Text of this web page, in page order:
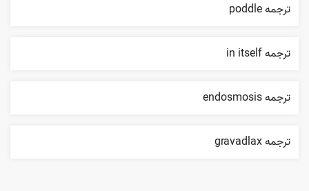
ترجمه poddle
ترجمه in itself
ترجمه endosmosis
ترجمه gravadlax